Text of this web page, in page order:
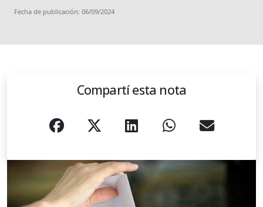
Fecha de publicación: 06/09/2024
Compartí esta nota